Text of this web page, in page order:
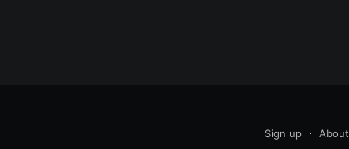
Sign up